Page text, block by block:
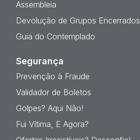
Assembleia
Devolução de Grupos Encerrados
Guia do Contemplado
Segurança
Prevenção à Fraude
Validador de Boletos
Golpes? Aqui Não!
Fui Vítima, E Agora?